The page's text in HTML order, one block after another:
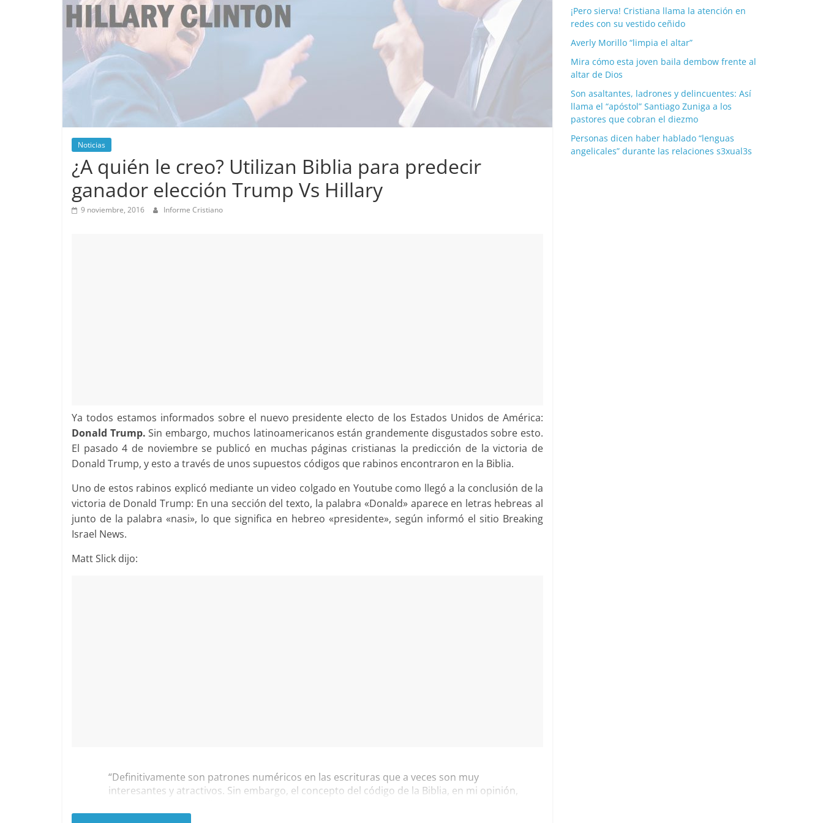
Noticias
¿A quién le creo? Utilizan Biblia para predecir
ganador elección Trump Vs Hillary
9 noviembre, 2016 Informe Cristiano
Ya todos estamos informados sobre el nuevo presidente electo de los Estados Unidos de América:
Donald Trump.Sin embargo, muchos latinoamericanos están grandemente disgustados sobre esto.
El pasado 4 de noviembre se publicó en muchas páginas cristianas la predicción de la victoria de
Donald Trump, y esto a través de unos supuestos códigos que rabinos encontraron en la Biblia.
Uno de estos rabinos explicó mediante un video colgado en Youtube como llegó a la conclusión de la
victoria de Donald Trump: En una sección del texto, la palabra «Donald» aparece en letras hebreas al
junto de la palabra «nasi», lo que significa en hebreo «presidente», según informó el sitio Breaking
Israel News.
Matt Slick dijo:
“Definitivamente son patrones numéricos en las escrituras que a veces son muy
interesantes y atractivos. Sin embargo, el concepto del código de la Biblia, en mi opinión,
¡Pero sierva! Cristiana llama la atención en
redes con su vestido ceñido
Averly Morillo “limpia el altar”
Mira cómo esta joven baila dembow frente al
altar de Dios
Son asaltantes, ladrones y delincuentes: Así
llama el “apóstol” Santiago Zuniga a los
pastores que cobran el diezmo
Personas dicen haber hablado “lenguas
angelicales” durante las relaciones s3xual3s